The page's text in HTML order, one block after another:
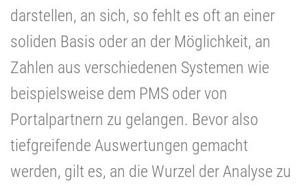
darstellen, an sich, so fehlt es oft an einer
soliden Basis oder an der Möglichkeit, an
Zahlen aus verschiedenen Systemen wie
beispielsweise dem PMS oder von
Portalpartnern zu gelangen. Bevor also
tiefgreifende Auswertungen gemacht
werden, gilt es, an die Wurzel der Analyse zu